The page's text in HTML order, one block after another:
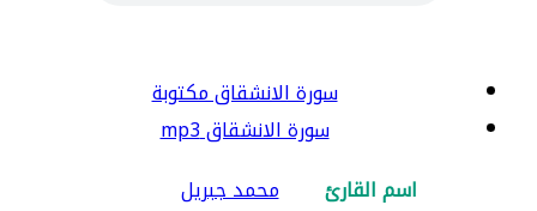
سورة الانشقاق مكتوبة
سورة الانشقاق mp3
اسم القارئ
محمد جبريل